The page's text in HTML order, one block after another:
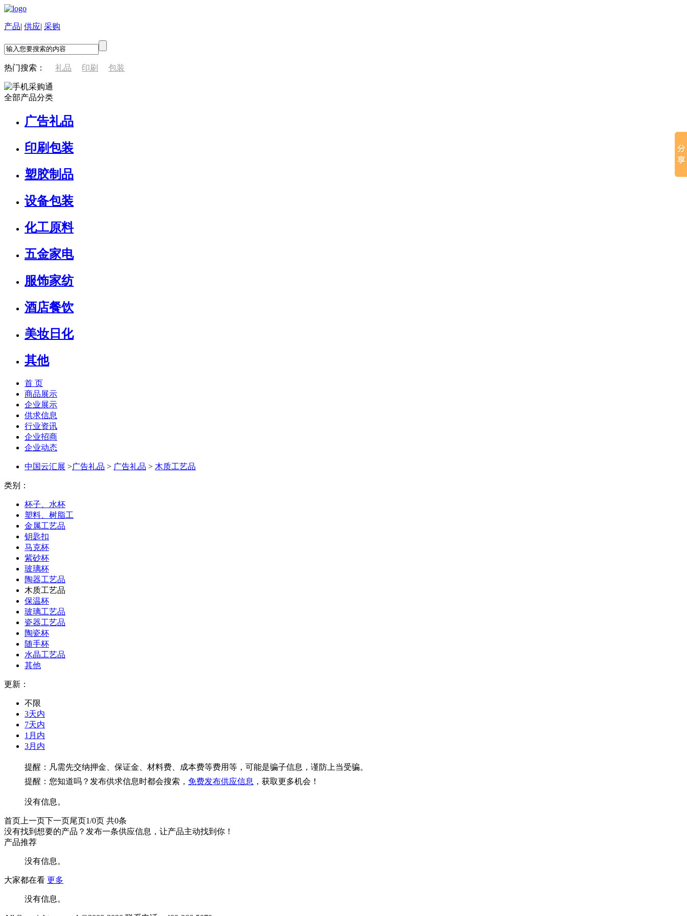
产品| 供应| 采购
热门搜索： 礼品 印刷 包装
全部产品分类
广告礼品
印刷包装
塑胶制品
设备包装
化工原料
五金家电
服饰家纺
酒店餐饮
美妆日化
其他
首 页
商品展示
企业展示
供求信息
行业资讯
企业招商
企业动态
中国云汇展 >广告礼品 > 广告礼品 > 木质工艺品
类别：
杯子、水杯
塑料、树脂工
金属工艺品
钥匙扣
马克杯
紫砂杯
玻璃杯
陶器工艺品
木质工艺品
保温杯
玻璃工艺品
瓷器工艺品
陶瓷杯
随手杯
水晶工艺品
其他
更新：
不限
3天内
7天内
1月内
3月内
提醒：凡需先交纳押金、保证金、材料费、成本费等费用等，可能是骗子信息，谨防上当受骗。
提醒：您知道吗？发布供求信息时都会搜索， 免费发布供应信息 ，获取更多机会！
没有信息。
首页上一页 下一页 尾页 1/0页 共0条
没有找到想要的产品？发布一条供应信息，让产品主动找到你！
产品推荐
没有信息。
大家都在看 更多
没有信息。